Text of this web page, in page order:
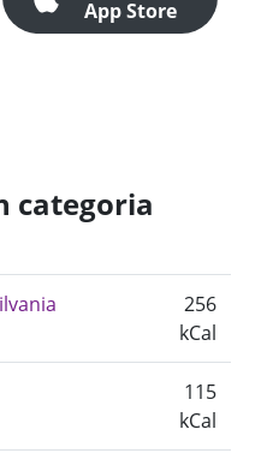
App Store
categoria
256
kCal
115
kCal